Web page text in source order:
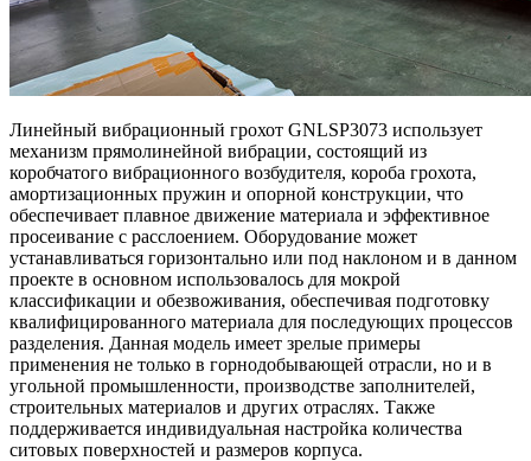
Линейный вибрационный грохот GNLSP3073 использует
механизм прямолинейной вибрации, состоящий из
коробчатого вибрационного возбудителя, короба грохота,
амортизационных пружин и опорной конструкции, что
обеспечивает плавное движение материала и эффективное
просеивание с расслоением. Оборудование может
устанавливаться горизонтально или под наклоном и в данном
проекте в основном использовалось для мокрой
классификации и обезвоживания, обеспечивая подготовку
квалифицированного материала для последующих процессов
разделения. Данная модель имеет зрелые примеры
применения не только в горнодобывающей отрасли, но и в
угольной промышленности, производстве заполнителей,
строительных материалов и других отраслях. Также
поддерживается индивидуальная настройка количества
ситовых поверхностей и размеров корпуса.